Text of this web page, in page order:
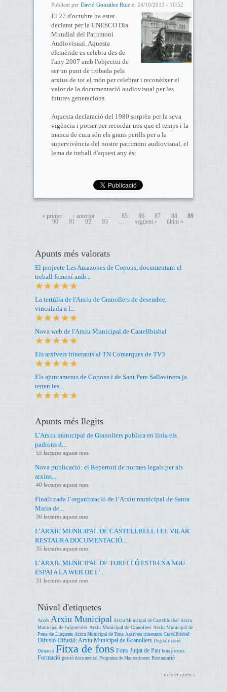
Publicat per David Gonzàlez Ruizel 24/10/2013 - 10:52
El 27 d'octubre ha estat
declarat per la UNESCO Dia
Mundial del Patrimoni
Audiovisual. Aquesta
efemèride es celebra des de
l'any 2007 amb l'objectiu de
ser un punt de trobada pels
arxius de tot el món per celebrar i reconèixer el
valor de la documentació audiovisual per les
futures generacions.
Aquesta declaració del 1980 sorprèn per la seva
vigència i potser per recordar-nos que el temps i la
manca de cura són els grans perills per a la
supervivència del nostre patrimoni audiovisual, el
lema de treball d'aquest any és:
« primer ‹ anterior … 85 86 87 88
89
90
91 92 93 … següent › últim »
Apunts més valorats
El projecte Les Amazones de Copons, documentant el
treball femení amb...
La tertúlia de l'Arxiu de Granollers de desembre,
vinculada a l...
Nova web de l'Arxiu Municipal de Castellbisbal
Els arxivers itinerants al TN Comarques de TV3
Els ajuntaments de Copons i de Sant Pere Sallavinera ja
tenen les...
Apunts més llegits
L'Arxiu municipal de Granollers publica en línia els
padrons d...
55 lectures aquest mes
Nova publicació: el Repertori de normes legals per als
arxius...
40 lectures aquest mes
Finalitzada l’organització de l’Arxiu municipal de Santa
Maria de...
36 lectures aquest mes
L’ARXIU MUNICIPAL DE CASTELLBELL I EL VILAR
RESTAURA DOCUMENTACIÓ...
35 lectures aquest mes
L’ARXIU MUNICIPAL DE TORELLÓ ESTRENA NOU
ESPAI A LA WEB DE L’...
31 lectures aquest mes
Núvol d'etiquetes
Accés Arxiu Municipal Arxiu Municipal de Castellbisbal Arxiu
Municipal de Folgueroles Arxiu Municipal de Granollers Arxiu Municipal de
Prats de Lluçanès Arxiu Municipal de Tona Arxivers itinerants Castellbisbal
Difusió Difusió; Arxiu Municipal de Granollers Digitalització
Donació Fitxa de fons Fons Jutjat de Pau fons privats
Formació gestió documental Programa de Manteniment Restauració
més etiquetes